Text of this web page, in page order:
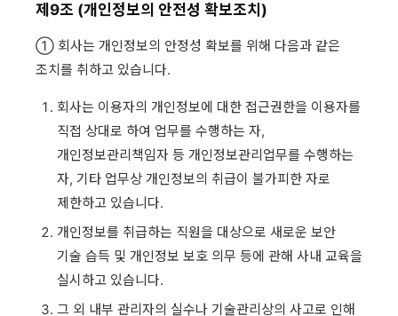
제9조 (개인정보의 안전성 확보조치)
① 회사는 개인정보의 안정성 확보를 위해 다음과 같은
조치를 취하고 있습니다.
회사는 이용자의 개인정보에 대한 접근권한을 이용자를
직접 상대로 하여 업무를 수행하는 자,
개인정보관리책임자 등 개인정보관리업무를 수행하는
자, 기타 업무상 개인정보의 취급이 불가피한 자로
제한하고 있습니다.
개인정보를 취급하는 직원을 대상으로 새로운 보안
기술 습득 및 개인정보 보호 의무 등에 관해 사내 교육을
실시하고 있습니다.
그 외 내부 관리자의 실수나 기술관리상의 사고로 인해